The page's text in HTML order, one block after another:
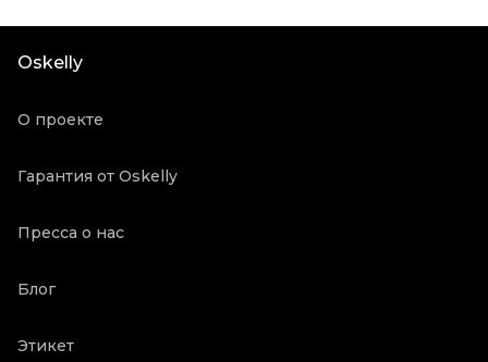
Продавец
Oskelly
О проекте
Гарантия от Oskelly
Пресса о нас
Блог
Этикет